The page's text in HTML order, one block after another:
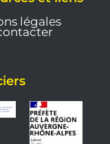
légales